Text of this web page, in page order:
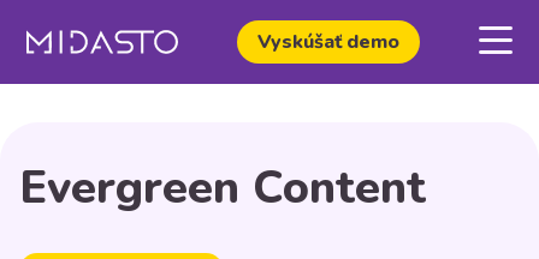
Vyskúšať demo
Evergreen Content